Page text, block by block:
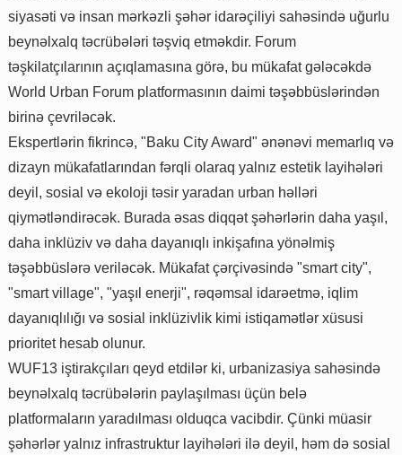
siyasəti və insan mərkəzli şəhər idarəçiliyi sahəsində uğurlu
beynəlxalq təcrübələri təşviq etməkdir. Forum
təşkilatçılarının açıqlamasına görə, bu mükafat gələcəkdə
World Urban Forum platformasının daimi təşəbbüslərindən
birinə çevriləcək.
Ekspertlərin fikrincə, "Baku City Award" ənənəvi memarlıq və
dizayn mükafatlarından fərqli olaraq yalnız estetik layihələri
deyil, sosial və ekoloji təsir yaradan urban həlləri
qiymətləndirəcək. Burada əsas diqqət şəhərlərin daha yaşıl,
daha inklüziv və daha dayanıqlı inkişafına yönəlmiş
təşəbbüslərə veriləcək. Mükafat çərçivəsində "smart city",
"smart village", "yaşıl enerji", rəqəmsal idarəetmə, iqlim
dayanıqlılığı və sosial inklüzivlik kimi istiqamətlər xüsusi
prioritet hesab olunur.
WUF13 iştirakçıları qeyd etdilər ki, urbanizasiya sahəsində
beynəlxalq təcrübələrin paylaşılması üçün belə
platformaların yaradılması olduqca vacibdir. Çünki müasir
şəhərlər yalnız infrastruktur layihələri ilə deyil, həm də sosial